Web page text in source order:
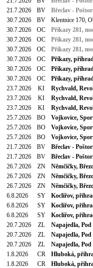
21.7.2026 BV
Břeclav -
30.7.2026 BV
Klentnice 170,
30.7.2026 OC
Příkazy 281,
30.7.2026 OC
Příkazy 281,
30.7.2026 OC
Příkazy 281,
30.7.2026 OC
Příkazy,
30.7.2026 OC
Příkazy,
30.7.2026 OC
Příkazy,
23.7.2026 KI
Rychvald,
23.7.2026 KI
Rychvald,
23.7.2026 KI
Rychvald,
25.7.2026 BO
Vojkovice,
25.7.2026 BO
Vojkovice,
25.7.2026 BO
Vojkovice,
21.7.2026 BV
Břeclav -
21.7.2026 BV
Břeclav -
26.7.2026 ZN
Němčičky,
26.7.2026 ZN
Němčičky,
26.7.2026 ZN
Němčičky,
6.8.2026 SY
Koclířov,
6.8.2026 SY
Koclířov,
6.8.2026 SY
Koclířov,
20.7.2026 ZL
Napajedla,
20.7.2026 ZL
Napajedla,
20.7.2026 ZL
Napajedla,
1.8.2026 CR
Hluboká,
1.8.2026 CR
Hluboká,